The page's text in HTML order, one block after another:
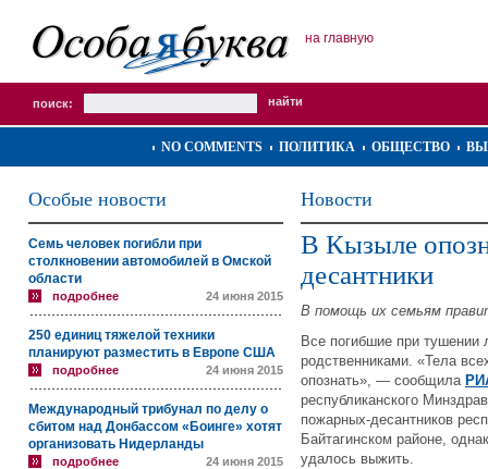
на главную
поиск:
NO COMMENTS ПОЛИТИКА ОБЩЕСТВО
Особые новости
Семь человек погибли при
столкновении автомобилей в Омской
области
подробнее 24 июня 2015
250 единиц тяжелой техники
планируют разместить в Европе США
подробнее 24 июня 2015
Международный трибунал по делу о
сбитом над Донбассом «Боинге» хотят
организовать Нидерланды
подробнее 24 июня 2015
Новости
В Кызыле
десантники
В помощь их семьям
Все погибшие при тушении
родственниками. «Тела
опознать», — сообщила
республиканского
пожарных-десантников
Байтагинском районе,
удалось выжить.